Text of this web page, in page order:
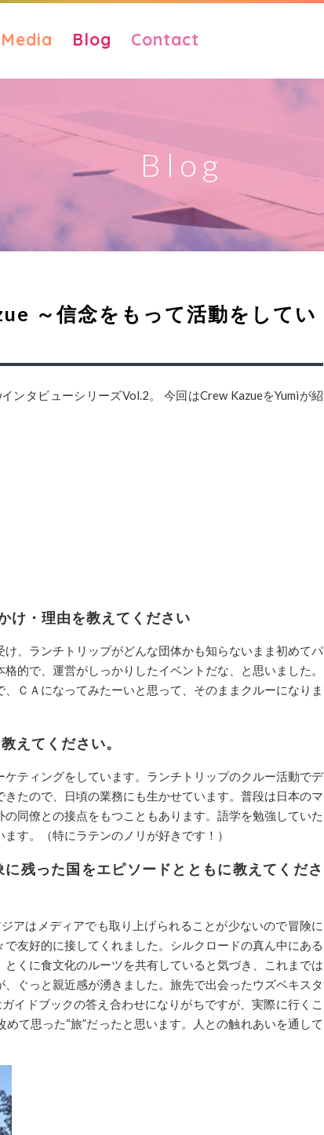
Media Blog Contact
Blog
～信念をもって活動をしてい
ンタビューシリーズVol.2。
今回はCrew KazueをYumiが紹
け・理由を教えてください
、ランチトリップがどんな団体かも知らないまま初めてパ
的で、運営がしっかりしたイベントだな、と思いました。
ＣＡになってみたーいと思って、そのままクルーになりま
えてください。
ティングをしています。ランチトリップのクルー活動でデ
たので、日頃の業務にも生かせています。普段は日本のマ
同僚との接点をもつこともあります。語学を勉強していた
す。（特にラテンのノリが好きです！）
残った国をエピソードとともに教えてくださ
アはメディアでも取り上げられることが少ないので冒険に
友好的に接してくれました。シルクロードの真ん中にある
くに食文化のルーツを共有していると気づき、これまでは
ぐっと親近感が湧きました。旅先で出会ったウズベキスタ
イドブックの答え合わせになりがちですが、実際に行くこ
て思った“旅”だったと思います。人との触れあいを通して